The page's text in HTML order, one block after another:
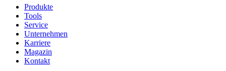
Produkte
Tools
Service
Unternehmen
Karriere
Magazin
Kontakt